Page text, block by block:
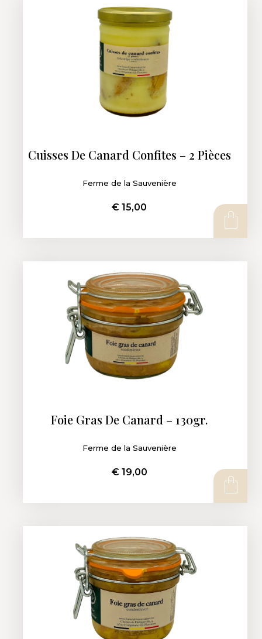
Cuisses De Canard Confites – 2 Pièces
Ferme de la Sauvenière
€ 15,00
Foie Gras De Canard – 130gr.
Ferme de la Sauvenière
€19,00